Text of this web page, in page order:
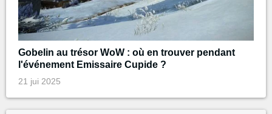
Gobelin au trésor WoW : où en trouver pendant
l'événement Emissaire Cupide ?
21 jui 2025